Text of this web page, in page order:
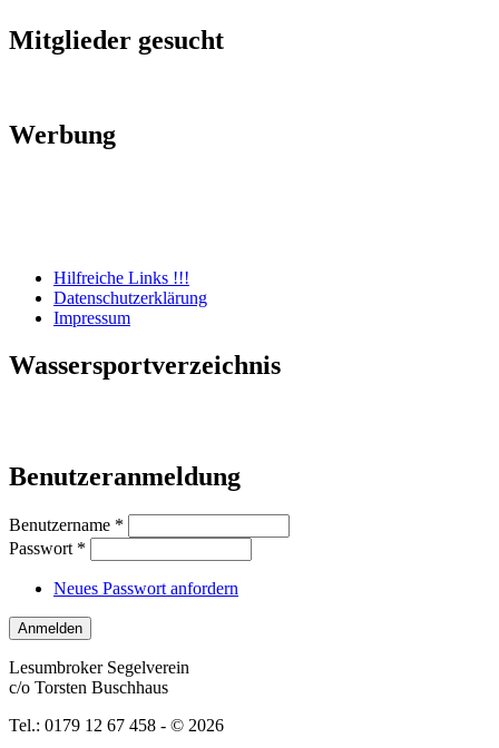
Mitglieder gesucht
Werbung
Hilfreiche Links !!!
Datenschutzerklärung
Impressum
Wassersportverzeichnis
Benutzeranmeldung
Benutzername *
Passwort *
Neues Passwort anfordern
Lesumbroker Segelverein
c/o Torsten Buschhaus
Tel.: 0179 12 67 458 - © 2026